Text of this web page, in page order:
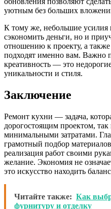
уютным без больших
К тому же, небольшие усилия
сэкономить деньги, но и
отношению к проекту, а
подходят именно вам. Важно
креативность — это
уникальности и стиля.
Заключение
Ремонт кухни — задача,
дорогостоящим проектом,
минимальными затратами.
грамотный подбор
реализация работ своими
желание. Экономия не
это искусство находить
Читайте также: Как
фурнитуру и отделку